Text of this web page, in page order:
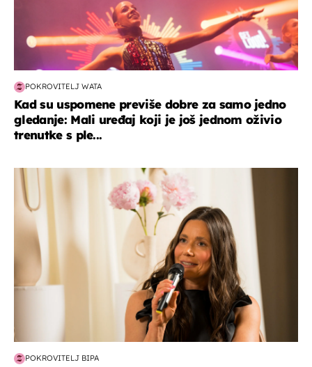
POKROVITELJ WATA
Kad su uspomene previše dobre za samo jedno
gledanje: Mali uređaj koji je još jednom oživio
trenutke s ple...
moda & ljepota
POKROVITELJ BIPA